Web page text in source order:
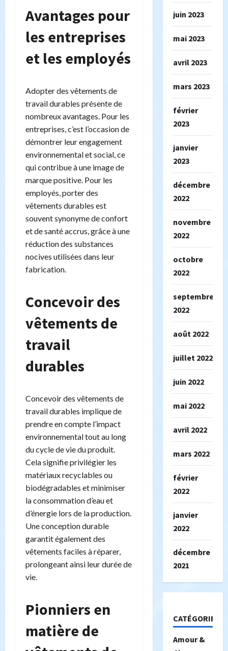
Avantages pour
les entreprises
et les employés
Adopter des vêtements de
travail durables présente de
nombreux avantages. Pour les
entreprises, c’est l’occasion de
démontrer leur engagement
environnemental et social, ce
qui contribue à une image de
marque positive. Pour les
employés, porter des
vêtements durables est
souvent synonyme de confort
et de santé accrus, grâce à une
réduction des substances
nocives utilisées dans leur
fabrication.
Concevoir des
vêtements de
travail
durables
Concevoir des vêtements de
travail durables implique de
prendre en compte l’impact
environnemental tout au long
du cycle de vie du produit.
Cela signifie privilégier les
matériaux recyclables ou
biodégradables et minimiser
la consommation d’eau et
d’énergie lors de la production.
Une conception durable
garantit également des
vêtements faciles à réparer,
prolongeant ainsi leur durée de
vie.
Pionniers en
matière de
juin 2023
mai 2023
avril 2023
mars 2023
février
2023
janvier
2023
décembre
2022
novembre
2022
octobre
2022
septembre
2022
août 2022
juillet 2022
juin 2022
mai 2022
avril 2022
mars 2022
février
2022
janvier
2022
décembre
2021
CATÉGORIES
Amour &